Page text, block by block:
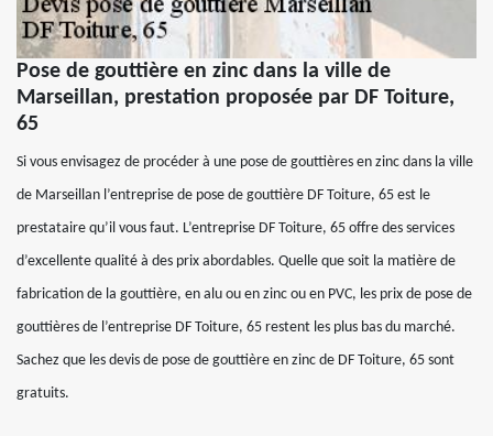
Pose de gouttière en zinc dans la ville de
Marseillan, prestation proposée par DF Toiture,
65
Si vous envisagez de procéder à une pose de gouttières en zinc dans la ville
de Marseillan l’entreprise de pose de gouttière DF Toiture, 65 est le
prestataire qu’il vous faut. L’entreprise DF Toiture, 65 offre des services
d’excellente qualité à des prix abordables. Quelle que soit la matière de
fabrication de la gouttière, en alu ou en zinc ou en PVC, les prix de pose de
gouttières de l’entreprise DF Toiture, 65 restent les plus bas du marché.
Sachez que les devis de pose de gouttière en zinc de DF Toiture, 65 sont
gratuits.